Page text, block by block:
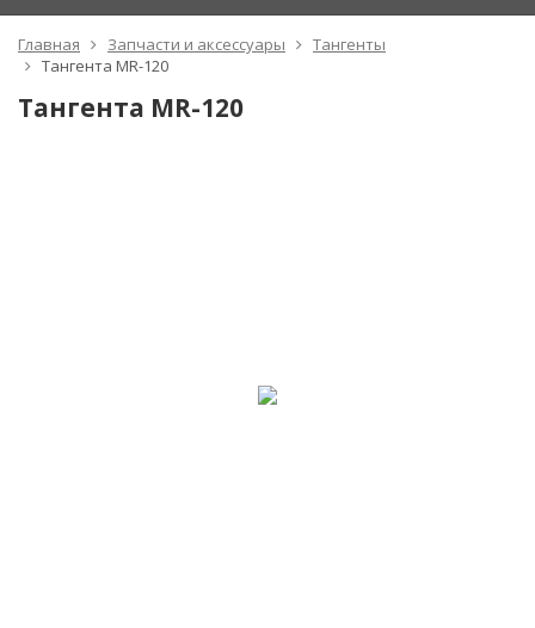
Главная Запчасти и аксессуары
Тангенты
Тангента MR-120
Тангента MR-120